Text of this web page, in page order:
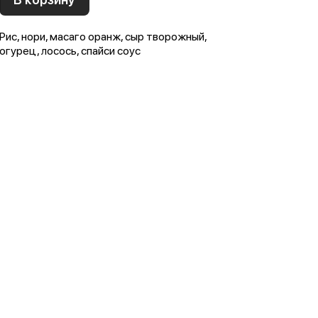
Рис, нори, масаго оранж, сыр творожный,
огурец, лосось, спайси соус